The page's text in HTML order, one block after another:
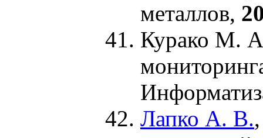
металлов,
Курако М.
Лапко А. В.